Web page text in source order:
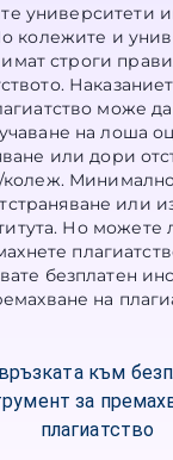
университети
колежите и
строги
може
на лоша
или дори
или
Но можете
безплатен
на
към
за
плагиатство